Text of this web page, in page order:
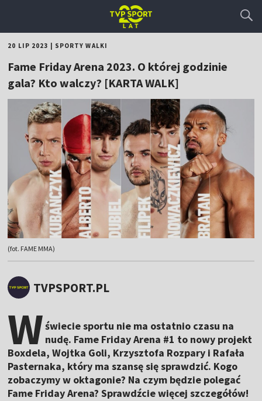
20 LIP 2023 SPORTY WALKI
Fame Friday Arena 2023. O której godzinie
gala? Kto walczy? [KARTA WALK]
(fot. FAME MMA)
TVPSPORT.PL
Wświecie sportu nie ma ostatnio czasu na
nudę. Fame Friday Arena #1 to nowy projekt
Boxdela, Wojtka Goli, Krzysztofa Rozpary i Rafała
Pasternaka, który ma szansę się sprawdzić. Kogo
zobaczymy w oktagonie? Na czym będzie polegać
Fame Friday Arena? Sprawdźcie więcej szczegółów!